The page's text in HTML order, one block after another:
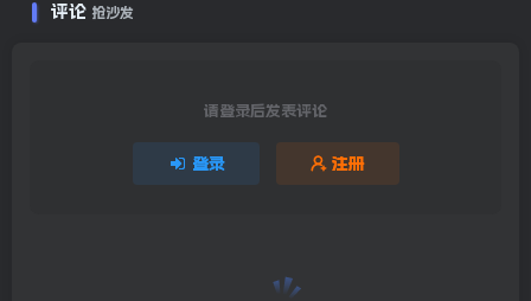
评论 抢沙发
请登录后发表评论
登录 注册